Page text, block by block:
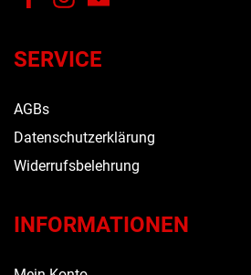
SERVICE
AGBs
Datenschutzerklärung
Widerrufsbelehrung
INFORMATIONEN